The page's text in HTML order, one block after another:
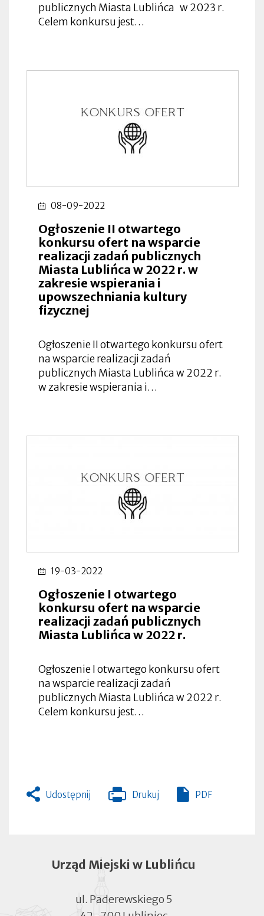
publicznych Miasta Lublińca w 2023 r.
Celem konkursu jest…
08-09-2022
Ogłoszenie II otwartego
konkursu ofert na wsparcie
realizacji zadań publicznych
Miasta Lublińca w 2022 r. w
zakresie wspierania i
upowszechniania kultury
fizycznej
Ogłoszenie II otwartego konkursu ofert
na wsparcie realizacji zadań
publicznych Miasta Lublińca w 2022 r.
w zakresie wspierania i…
19-03-2022
Ogłoszenie I otwartego
konkursu ofert na wsparcie
realizacji zadań publicznych
Miasta Lublińca w 2022 r.
Ogłoszenie I otwartego konkursu ofert
na wsparcie realizacji zadań
publicznych Miasta Lublińca w 2022 r.
Celem konkursu jest…
Udostępnij Drukuj
Otworzy
PDF
Urząd Miejski w Lublińcu
ul. Paderewskiego 5